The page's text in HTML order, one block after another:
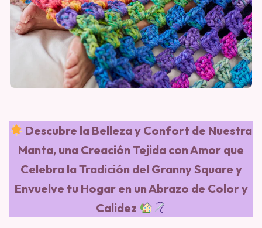
Descubre la Belleza y Confort de Nuestra
Manta, una Creación Tejida con Amor que
Celebra la Tradición del Granny Square y
Envuelve tu Hogar en un Abrazo de Color y
Calidez